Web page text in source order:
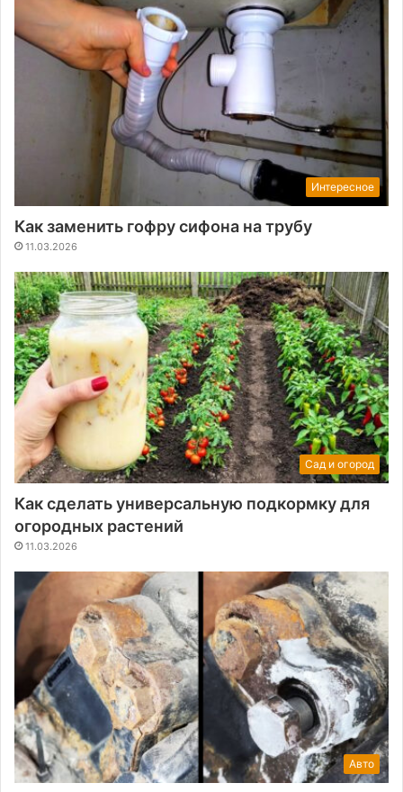
Интересное
Как заменить гофру сифона на трубу
11.03.2026
Сад и огород
Как сделать универсальную подкормку для
огородных растений
11.03.2026
Авто